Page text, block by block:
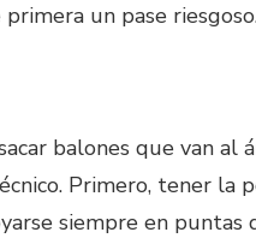
un pase
balones que van al
Primero, tener la
siempre en puntas